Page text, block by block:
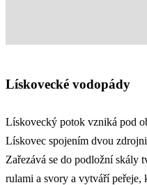
Lískovecké vodopády
Lískovecký potok vzniká pod
Lískovec spojením dvou
Zařezává se do podložní skály
rulami a svory a vytváří peřeje,